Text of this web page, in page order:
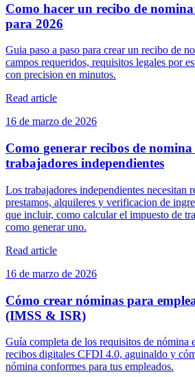
Como hacer un recibo de
para 2026
Guia paso a paso para crear un recibo de
campos requeridos, requisitos legales por
con precision en minutos.
Read article
16 de marzo de 2026
Como generar recibos de
trabajadores independientes
Los trabajadores independientes necesitan
prestamos, alquileres y verificacion de
que incluir, como calcular el impuesto de
como generar uno.
Read article
16 de marzo de 2026
Cómo crear nóminas para
(IMSS & ISR)
Guía completa de los requisitos de
recibos digitales CFDI 4.0, aguinaldo y
nómina conformes para tus empleados.